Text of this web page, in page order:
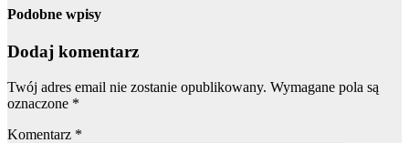
Podobne wpisy
Dodaj komentarz
Twój adres email nie zostanie opublikowany. Wymagane pola są
oznaczone *
Komentarz *